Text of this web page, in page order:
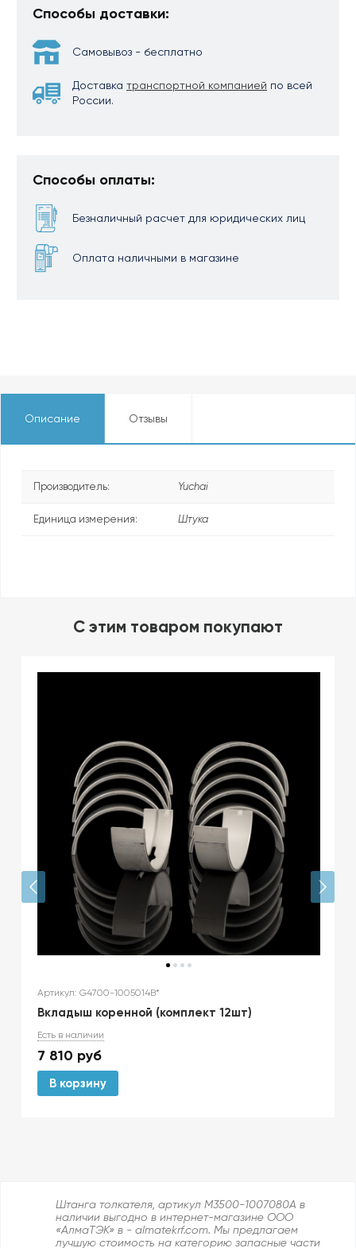
Способы доставки:
Самовывоз - бесплатно
Доставка транспортной компанией по всей
России.
Способы оплаты:
Безналичный расчет для юридических лиц
Оплата наличными в магазине
Описание Отзывы
Производитель: Yuchai
Единица измерения: Штука
C этим товаром покупают
Артикул: G4700-1005014B*
Вкладыш коренной (комплект 12шт)
Есть в наличии
7 810 руб
В корзину
Штанга толкателя, артикул M3500-1007080A в
наличии выгодно в интернет-магазине ООО
«АлмаТЭК» в - almatekrf.com. Мы предлагаем
лучшую стоимость на категорию запасные части